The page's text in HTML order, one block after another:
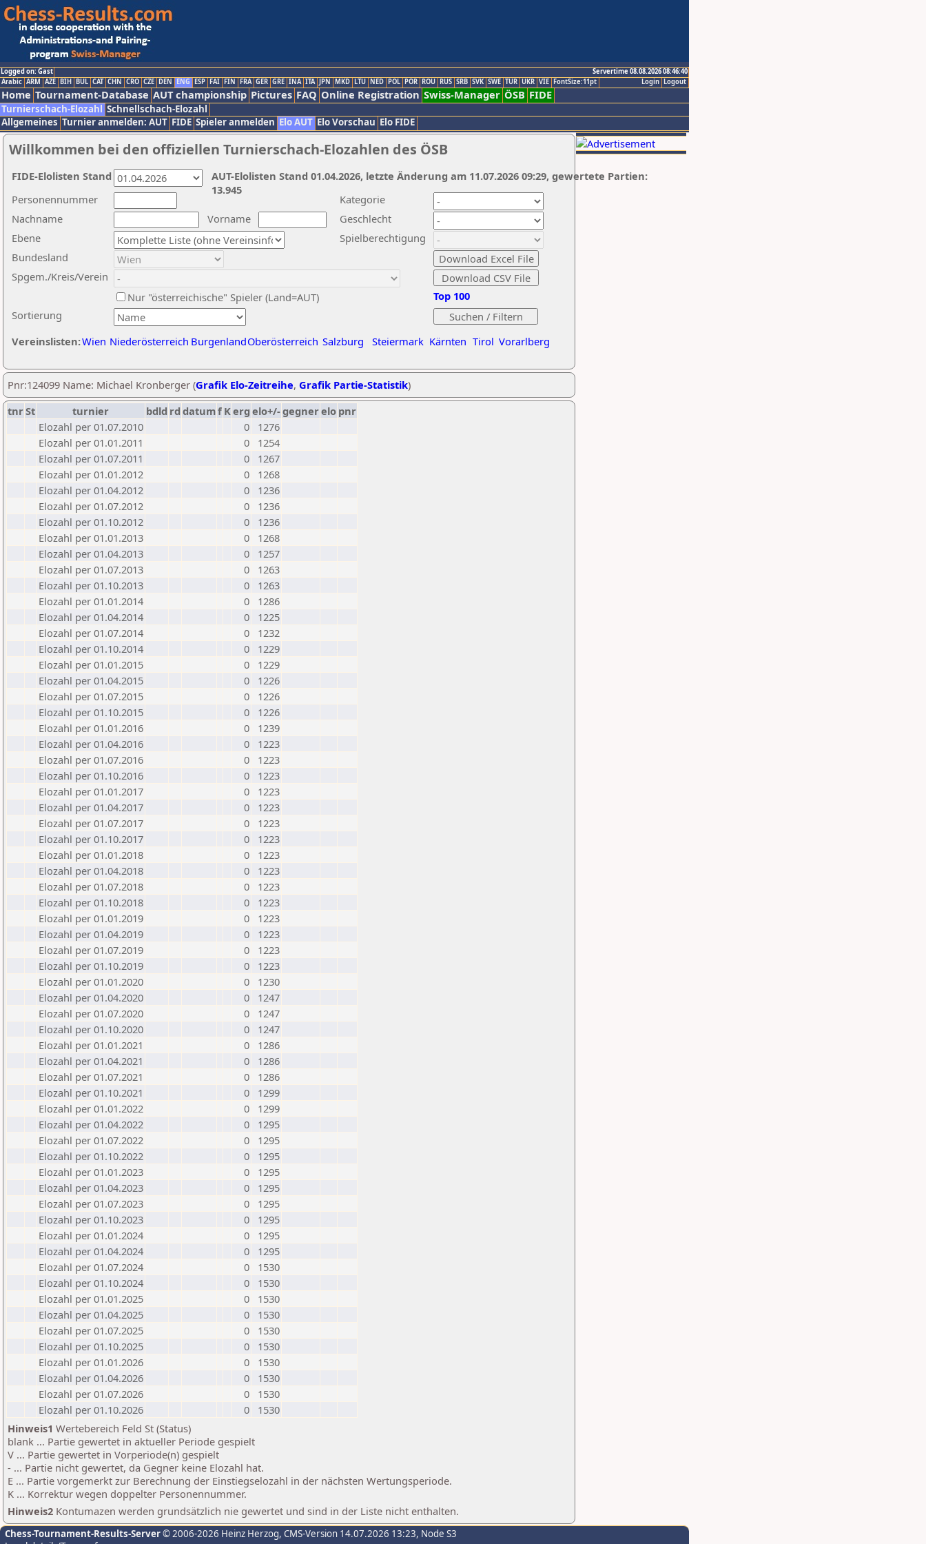
Logged on: Gast
Servertime 08.08.2026 08:46:40
Logout
Login
Arabic ARM AZE BIH BUL CAT CHN CRO CZE DEN ENG ESP FAI FIN FRA GER GRE INA ITA JPN MKD LTU NED POL POR ROU RUS SRB SVK SWE TUR UKR VIE FontSize:11pt
Home Tournament-Database AUT championship Pictures FAQ Online Registration Swiss-Manager ÖSB FIDE
Turnierschach-Elozahl Schnellschach-Elozahl
Allgemeines Turnier anmelden: AUT FIDE Spieler anmelden Elo AUT Elo Vorschau Elo FIDE
Willkommen bei den offiziellen Turnierschach-Elozahlen des ÖSB
Nachname
Vorname
Ebene
Kategorie
Sortierung
Personennummer
Bundesland
Spgem./Kreis/Verein
Geschlecht
Nur "österreichische" Spieler (Land=AUT)
Spielberechtigung
Vereinslisten:Wien Niederösterreich BurgenlandOberösterreich Salzburg Steiermark Kärnten Tirol Vorarlberg
Top 100
AUT-Elolisten Stand 01.04.2026, letzte Änderung am 11.07.2026 09:29, gewertete Partien:
13.945
FIDE-Elolisten Stand
Pnr:124099 Name: Michael Kronberger (Grafik Elo-Zeitreihe, Grafik Partie-Statistik)
tnrSt turnier bdld rd datumf Kerg elo+/-gegnerelo pnr
Elozahl per 01.07.2010
0
1276
Elozahl per 01.01.2011
0
1254
Elozahl per 01.07.2011
0
1267
Elozahl per 01.01.2012
0
1268
Elozahl per 01.04.2012
0
1236
Elozahl per 01.07.2012
0
1236
Elozahl per 01.10.2012
0
1236
Elozahl per 01.01.2013
0
1268
Elozahl per 01.04.2013
0
1257
Elozahl per 01.07.2013
0
1263
Elozahl per 01.10.2013
0
1263
Elozahl per 01.01.2014
0
1286
Elozahl per 01.04.2014
0
1225
Elozahl per 01.07.2014
0
1232
Elozahl per 01.10.2014
0
1229
Elozahl per 01.01.2015
0
1229
Elozahl per 01.04.2015
0
1226
Elozahl per 01.07.2015
0
1226
Elozahl per 01.10.2015
0
1226
Elozahl per 01.01.2016
0
1239
Elozahl per 01.04.2016
0
1223
Elozahl per 01.07.2016
0
1223
Elozahl per 01.10.2016
0
1223
Elozahl per 01.01.2017
0
1223
Elozahl per 01.04.2017
0
1223
Elozahl per 01.07.2017
0
1223
Elozahl per 01.10.2017
0
1223
Elozahl per 01.01.2018
0
1223
Elozahl per 01.04.2018
0
1223
Elozahl per 01.07.2018
0
1223
Elozahl per 01.10.2018
0
1223
Elozahl per 01.01.2019
0
1223
Elozahl per 01.04.2019
0
1223
Elozahl per 01.07.2019
0
1223
Elozahl per 01.10.2019
0
1223
Elozahl per 01.01.2020
0
1230
Elozahl per 01.04.2020
0
1247
Elozahl per 01.07.2020
0
1247
Elozahl per 01.10.2020
0
1247
Elozahl per 01.01.2021
0
1286
Elozahl per 01.04.2021
0
1286
Elozahl per 01.07.2021
0
1286
Elozahl per 01.10.2021
0
1299
Elozahl per 01.01.2022
0
1299
Elozahl per 01.04.2022
0
1295
Elozahl per 01.07.2022
0
1295
Elozahl per 01.10.2022
0
1295
Elozahl per 01.01.2023
0
1295
Elozahl per 01.04.2023
0
1295
Elozahl per 01.07.2023
0
1295
Elozahl per 01.10.2023
0
1295
Elozahl per 01.01.2024
0
1295
Elozahl per 01.04.2024
0
1295
Elozahl per 01.07.2024
0
1530
Elozahl per 01.10.2024
0
1530
Elozahl per 01.01.2025
0
1530
Elozahl per 01.04.2025
0
1530
Elozahl per 01.07.2025
0
1530
Elozahl per 01.10.2025
0
1530
Elozahl per 01.01.2026
0
1530
Elozahl per 01.04.2026
0
1530
Elozahl per 01.07.2026
0
1530
Elozahl per 01.10.2026
0
1530
Hinweis1 Wertebereich Feld St (Status)
blank ... Partie gewertet in aktueller Periode gespielt
V ... Partie gewertet in Vorperiode(n) gespielt
- ... Partie nicht gewertet, da Gegner keine Elozahl hat.
E ... Partie vorgemerkt zur Berechnung der Einstiegselozahl in der nächsten Wertungsperiode.
K ... Korrektur wegen doppelter Personennummer.
Hinweis2 Kontumazen werden grundsätzlich nie gewertet und sind in der Liste nicht enthalten.
Chess-Tournament-Results-Server© 2006-2026 Heinz Herzog, CMS-Version 14.07.2026 13:23, Node S3